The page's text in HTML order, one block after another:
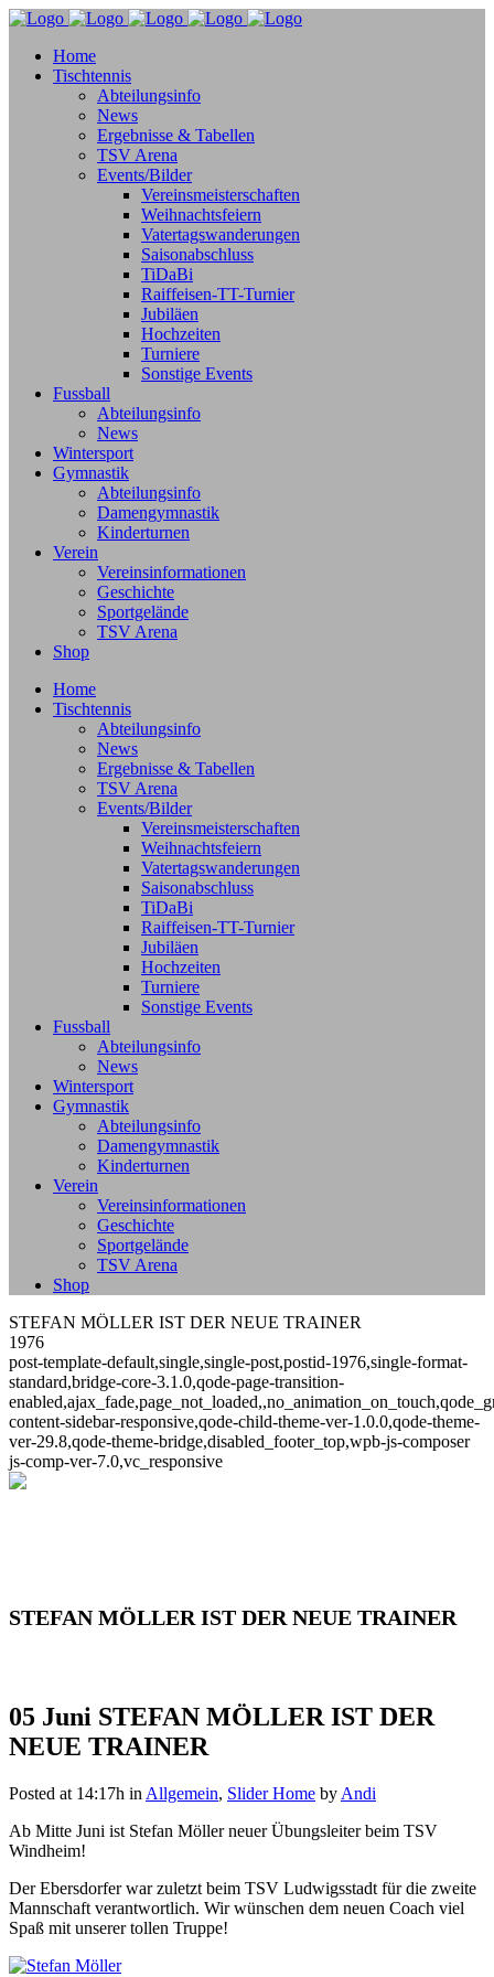
Home
Tischtennis
Abteilungsinfo
News
Ergebnisse & Tabellen
TSV Arena
Events/Bilder
Vereinsmeisterschaften
Weihnachtsfeiern
Vatertagswanderungen
Saisonabschluss
TiDaBi
Raiffeisen-TT-Turnier
Jubiläen
Hochzeiten
Turniere
Sonstige Events
Fussball
Abteilungsinfo
News
Wintersport
Gymnastik
Abteilungsinfo
Damengymnastik
Kinderturnen
Verein
Vereinsinformationen
Geschichte
Sportgelände
TSV Arena
Shop
Home
Tischtennis
Abteilungsinfo
News
Ergebnisse & Tabellen
TSV Arena
Events/Bilder
Vereinsmeisterschaften
Weihnachtsfeiern
Vatertagswanderungen
Saisonabschluss
TiDaBi
Raiffeisen-TT-Turnier
Jubiläen
Hochzeiten
Turniere
Sonstige Events
Fussball
Abteilungsinfo
News
Wintersport
Gymnastik
Abteilungsinfo
Damengymnastik
Kinderturnen
Verein
Vereinsinformationen
Geschichte
Sportgelände
TSV Arena
Shop
STEFAN MÖLLER IST DER NEUE TRAINER
1976
post-template-default,single,single-post,postid-1976,single-format-
standard,bridge-core-3.1.0,qode-page-transition-
content-sidebar-responsive,qode-child-theme-ver-1.0.0,qode-theme-
ver-29.8,qode-theme-bridge,disabled_footer_top,wpb-js-composer
js-comp-ver-7.0,vc_responsive
STEFAN MÖLLER IST DER NEUE TRAINER
05 Juni STEFAN MÖLLER IST DER
NEUE TRAINER
Posted at 14:17h in Allgemein, Slider Home by Andi
Ab Mitte Juni ist Stefan Möller neuer Übungsleiter beim TSV
Windheim!
Der Ebersdorfer war zuletzt beim TSV Ludwigsstadt für die zweite
Mannschaft verantwortlich. Wir wünschen dem neuen Coach viel
Spaß mit unserer tollen Truppe!